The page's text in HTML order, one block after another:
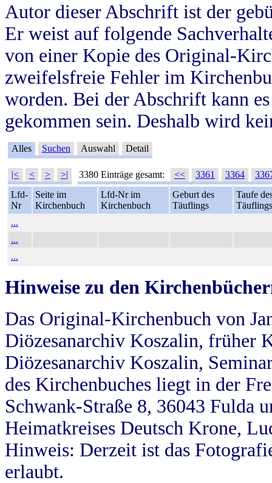
Autor dieser Abschrift ist der
Er weist auf folgende
von einer Kopie des Original-
zweifelsfreie Fehler im
worden. Bei der Abschrift kann
gekommen sein. Deshalb wird
Alles Suchen Auswahl Detail
|< < > >| 3380 Einträge gesamt: << 3361 3364
Lfd-
Nr
Seite im
Kirchenbuch
Lfd-Nr im
Kirchenbuch
Geburt des
Täuflings
Taufe
Täuflings
...
...
...
Hinweise zu den
Das Original-Kirchenbuch von
Diözesanarchiv Koszalin, früher
Diözesanarchiv Koszalin,
des Kirchenbuches liegt in der
Schwank-Straße 8, 36043 Fulda
Heimatkreises Deutsch Krone,
Hinweis: Derzeit ist das
erlaubt.